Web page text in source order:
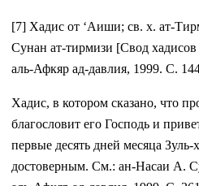
[7] Хадис от ‘Аиши; св. х. ат-
Сунан ат-тирмизи [Свод
аль-Афкяр ад-давлия, 1999. С.
Хадис, в котором сказано, что
благословит его Господь и
первые десять дней месяца Зуль-
достоверным. См.: ан-Насаи А.